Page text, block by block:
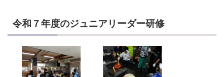
令和７年度のジュニアリーダー研修